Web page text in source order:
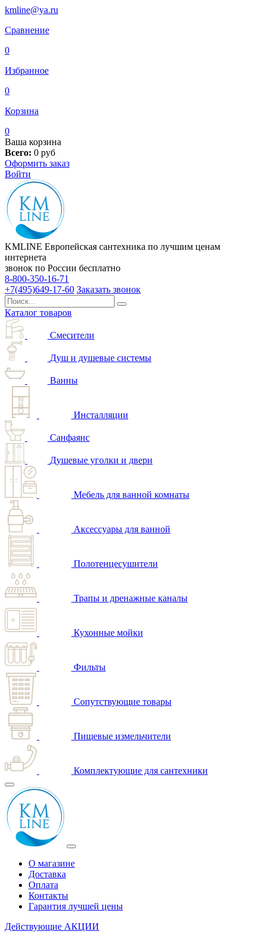
kmline@ya.ru
Сравнение
0
Избранное
0
Корзина
0
Ваша корзина
Всего: 0 руб
Оформить заказ
Войти
KMLINE Европейская сантехника по лучшим ценам
интернета
звонок по России бесплатно
8-800-350-16-71
+7(495)649-17-60 Заказать звонок
Каталог товаров
Смесители
Душ и душевые системы
Ванны
Инсталляции
Санфаянс
Душевые уголки и двери
Мебель для ванной комнаты
Аксессуары для ванной
Полотенцесушители
Трапы и дренажные каналы
Кухонные мойки
Фильты
Сопутствующие товары
Пищевые измельчители
Комплектующие для сантехники
О магазине
Доставка
Оплата
Контакты
Гарантия лучшей цены
Действующие АКЦИИ